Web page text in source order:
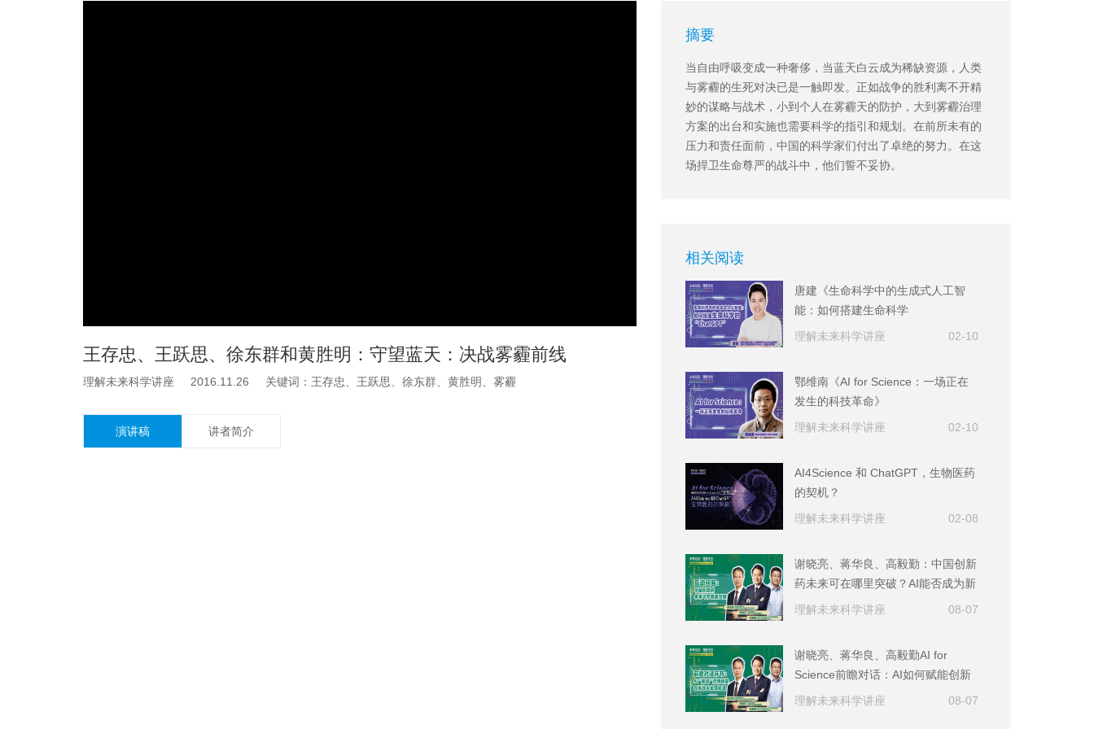
王存忠、王跃思、徐东群和黄胜明：守望蓝天：决战雾霾前线
理解未来科学讲座 2016.11.26 关键词：王存忠、王跃思、徐东群、黄胜明、雾霾
演讲稿 讲者简介
摘要
当自由呼吸变成一种奢侈，当蓝天白云成为稀缺资源，人类
与雾霾的生死对决已是一触即发。正如战争的胜利离不开精
妙的谋略与战术，小到个人在雾霾天的防护，大到雾霾治理
方案的出台和实施也需要科学的指引和规划。在前所未有的
压力和责任面前，中国的科学家们付出了卓绝的努力。在这
场捍卫生命尊严的战斗中，他们誓不妥协。
相关阅读
唐建《生命科学中的生成式人工智
能：如何搭建生命科学
的“ChatGPT”》
理解未来科学讲座 02-10
鄂维南《AI for Science：一场正在
发生的科技革命》
理解未来科学讲座
02-10
AI4Science 和 ChatGPT，生物医药
的契机？
理解未来科学讲座
02-08
谢晓亮、蒋华良、高毅勤：中国创新
药未来可在哪里突破？AI能否成为新
药研发的核心技术？
理解未来科学讲座 08-07
谢晓亮、蒋华良、高毅勤AI for
Science前瞻对话：AI如何赋能创新
药研发？AI+药物研发面临的机遇与
理解未来科学讲座 08-07